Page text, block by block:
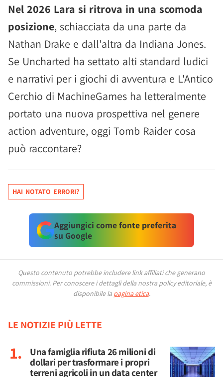
Nel 2026 Lara si ritrova in una scomoda
posizione, schiacciata da una parte da
Nathan Drake e dall'altra da Indiana Jones.
Se Uncharted ha settato alti standard ludici
e narrativi per i giochi di avventura e L'Antico
Cerchio di MachineGames ha letteralmente
portato una nuova prospettiva nel genere
action adventure, oggi Tomb Raider cosa
può raccontare?
HAI NOTATO ERRORI?
Aggiungici come fonte preferita
su Google
Questo contenuto potrebbe includere link affiliati che generano
commissioni. Per conoscere i dettagli della nostra policy editoriale, è
disponibile la pagina etica.
LE NOTIZIE PIÙ LETTE
Una famiglia rifiuta 26 milioni di
dollari per trasformare i propri
terreni agricoli in un data center